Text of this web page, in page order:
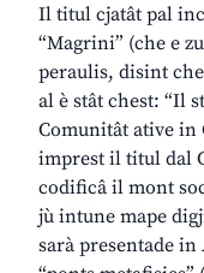
Il titul cjatât pal
“Magrini” (che e
peraulis, disint
al è stât chest: “Il
Comunitât ative in
imprest il titul dal
codificâ il mont
jù intune mape
sarà presentade in